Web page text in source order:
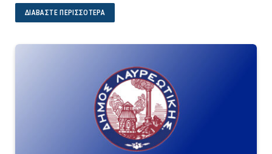
ΔΙΑΒΆΣΤΕ ΠΕΡΙΣΣΌΤΕΡΑ